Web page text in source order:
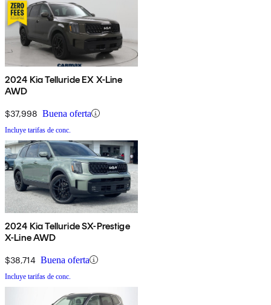
2024 Kia Telluride EX X-Line
AWD
$37,998 Buena oferta
Incluye tarifas de conc.
2024 Kia Telluride SX-Prestige
X-Line AWD
$38,714 Buena oferta
Incluye tarifas de conc.